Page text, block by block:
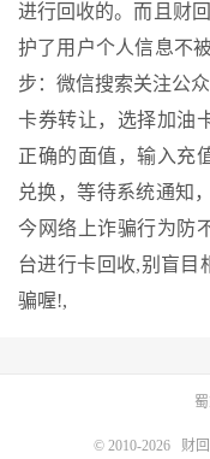
进行回收的。而且财
护了用户个人信息不
步：微信搜索关注公
卡券转让，选择加油
正确的面值，输入充
兑换，等待系统通知
今网络上诈骗行为防
台进行卡回收,别盲目
骗喔!,
© 2010-2026 财